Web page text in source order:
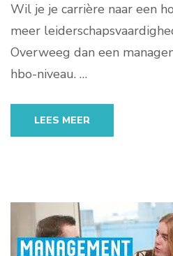
Wil je je carrière naar een
meer
Overweeg dan een
hbo-niveau. …
LEES MEER